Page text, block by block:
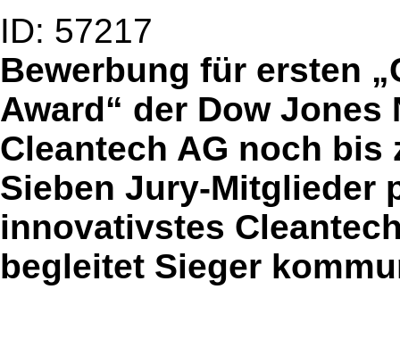
ID: 57217
Bewerbung für ersten
Award“ der Dow Jones
Cleantech AG noch bis
Sieben Jury-Mitglieder
innovativstes
begleitet Sieger